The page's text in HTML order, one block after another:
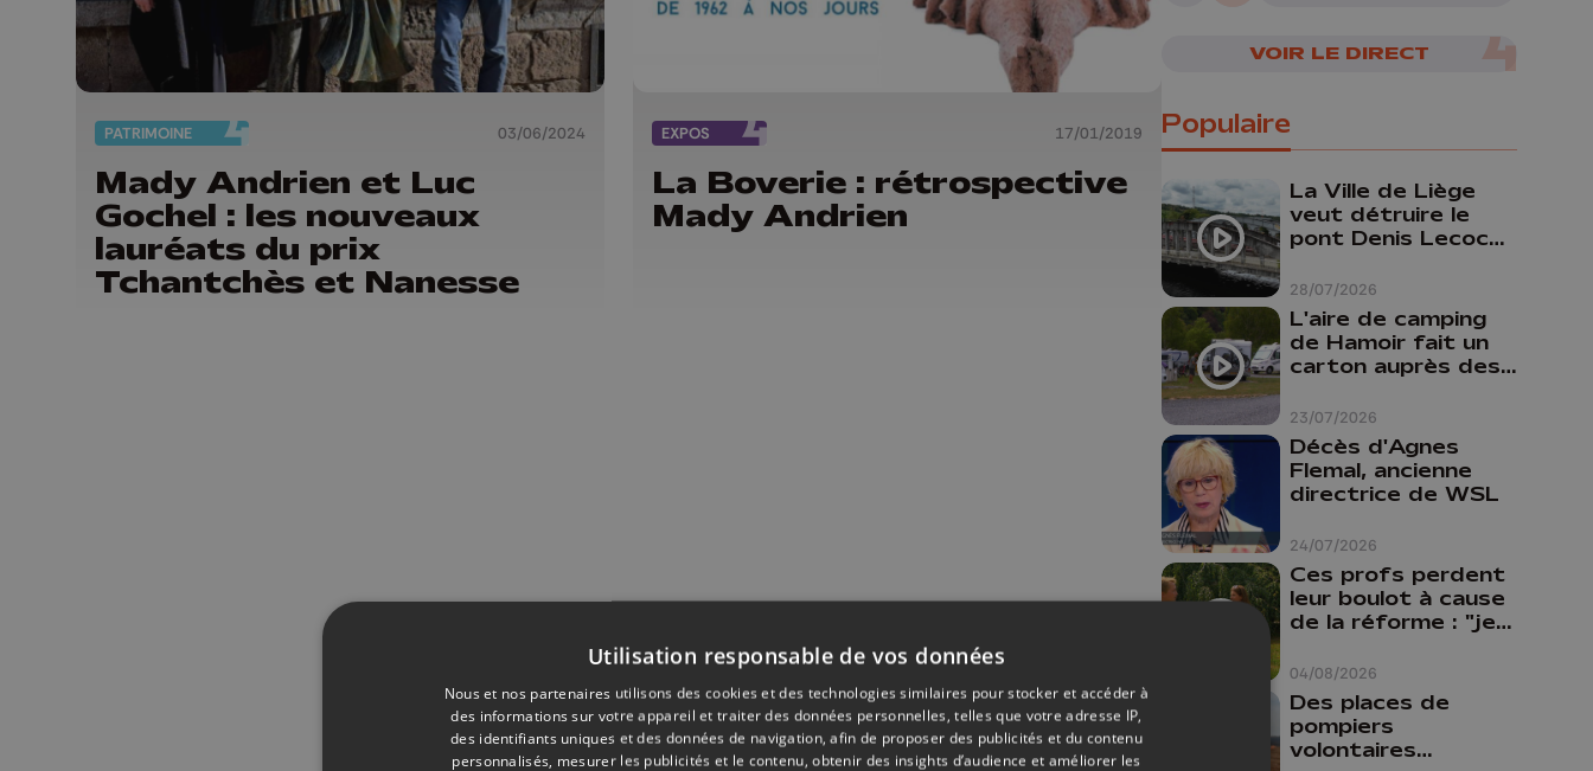
PATRIMOINE 03/06/2024
Mady Andrien et Luc
Gochel : les nouveaux
lauréats du prix
Tchantchès et Nanesse
EXPOS 17/01/2019
La Boverie : rétrospective
Mady Andrien
VOIR LE DIRECT
Populaire
28/07/2026
La Ville de Liège
veut détruire le
pont Denis Lecocq
budget pour le
faire
23/07/2026
L'aire de camping
de Hamoir fait un
carton auprès des
24/07/2026
Décès d'Agnes
Flemal, ancienne
directrice de WSL
04/08/2026
Ces profs perdent
leur boulot à cause
de la réforme : "je
comme prof que
comme
pharmacienne"
Des places de
pompiers
volontaires
Utilisation responsable de vos données
Nous et nos partenaires utilisons des cookies et des technologies similaires pour stocker et accéder à
des informations sur votre appareil et traiter des données personnelles, telles que votre adresse IP,
des identifiants uniques et des données de navigation, afin de proposer des publicités et du contenu
personnalisés, mesurer les publicités et le contenu, obtenir des insights d’audience et améliorer les